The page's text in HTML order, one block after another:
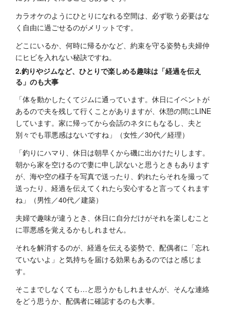
カラオケのようにひとりになれる空間は、必ず歌う必要はな
く自由に過ごせるのがメリットです。
どこにいるか、何時に帰るかなど、約束を守る姿勢も夫婦仲
にヒビを入れない秘訣ですね。
2.釣りやジムなど、ひとりで楽しめる趣味は「経過を伝え
る」のも大事
「体を動かしたくてジムに通っています。休日にイベントが
あるので夫を残して行くことがありますが、休憩の間にLINE
しています。家に帰ってから会話のネタにもなるし、夫と
別々でも罪悪感はないですね」（女性／30代／経理）
「釣りにハマり、休日は朝早くから磯に出かけたりします。
朝から家を空けるので妻に申し訳ないと思うときもあります
が、海や空の様子を写真で送ったり、釣れたらそれを撮って
送ったり、経過を伝えてくれたら安心すると言ってくれます
ね」（男性／40代／建築）
夫婦で趣味が違うとき、休日に自分だけがそれを楽しむこと
に罪悪感を覚えるかもしれません。
それを解消するのが、経過を伝える姿勢で、配偶者に「忘れ
ていないよ」と気持ちを届ける効果もあるのではと感じま
す。
そこまでしなくても…と思うかもしれませんが、そんな連絡
をどう思うか、配偶者に確認するのも大事。